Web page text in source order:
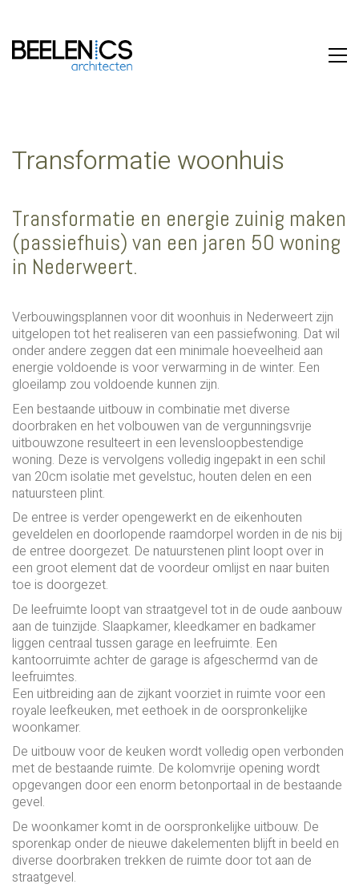
Transformatie woonhuis
Transformatie en energie zuinig maken
(passiefhuis) van een jaren 50 woning
in Nederweert.
Verbouwingsplannen voor dit woonhuis in Nederweert zijn
uitgelopen tot het realiseren van een passiefwoning. Dat wil
onder andere zeggen dat een minimale hoeveelheid aan
energie voldoende is voor verwarming in de winter. Een
gloeilamp zou voldoende kunnen zijn.
Een bestaande uitbouw in combinatie met diverse
doorbraken en het volbouwen van de vergunningsvrije
uitbouwzone resulteert in een levensloopbestendige
woning. Deze is vervolgens volledig ingepakt in een schil
van 20cm isolatie met gevelstuc, houten delen en een
natuursteen plint.
De entree is verder opengewerkt en de eikenhouten
geveldelen en doorlopende raamdorpel worden in de nis bij
de entree doorgezet. De natuurstenen plint loopt over in
een groot element dat de voordeur omlijst en naar buiten
toe is doorgezet.
De leefruimte loopt van straatgevel tot in de oude aanbouw
aan de tuinzijde. Slaapkamer, kleedkamer en badkamer
liggen centraal tussen garage en leefruimte. Een
kantoorruimte achter de garage is afgeschermd van de
leefruimtes.
Een uitbreiding aan de zijkant voorziet in ruimte voor een
royale leefkeuken, met eethoek in de oorspronkelijke
woonkamer.
De uitbouw voor de keuken wordt volledig open verbonden
met de bestaande ruimte. De kolomvrije opening wordt
opgevangen door een enorm betonportaal in de bestaande
gevel.
De woonkamer komt in de oorspronkelijke uitbouw. De
sporenkap onder de nieuwe dakelementen blijft in beeld en
diverse doorbraken trekken de ruimte door tot aan de
straatgevel.